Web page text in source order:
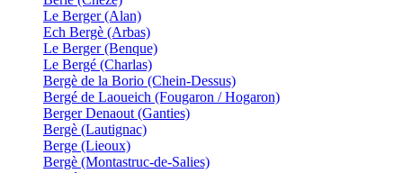
Le Berger (Alan)
Ech Bergè (Arbas)
Le Berger (Benque)
Le Bergé (Charlas)
Bergè de la Borio (Chein-Dessus)
Bergé de Laoueich (Fougaron / Hogaron)
Berger Denaout (Ganties)
Bergè (Lautignac)
Berge (Lieoux)
Bergè (Montastruc-de-Salies)